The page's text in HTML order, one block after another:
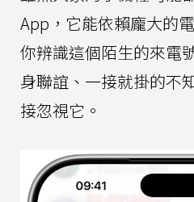
App，它能依賴龐大的
你辨識這個陌生的來電
身聯誼、一接就掛的不
接忽視它。